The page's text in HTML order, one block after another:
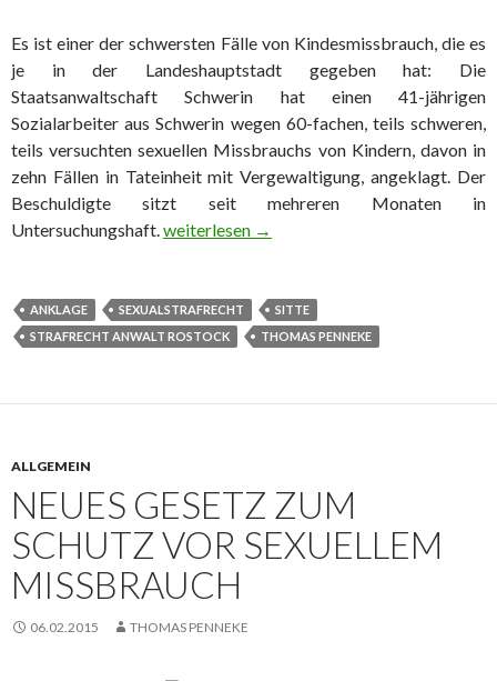
Es ist einer der schwersten Fälle von Kindesmissbrauch, die es
je in der Landeshauptstadt gegeben hat: Die
Staatsanwaltschaft Schwerin hat einen 41-jährigen
Sozialarbeiter aus Schwerin wegen 60-fachen, teils schweren,
teils versuchten sexuellen Missbrauchs von Kindern, davon in
zehn Fällen in Tateinheit mit Vergewaltigung, angeklagt. Der
Beschuldigte sitzt seit mehreren Monaten in
Untersuchungshaft.Sozialarbeiter wegen 60fachen sexuellen
weiterlesen →
ANKLAGE SEXUALSTRAFRECHT
SITTE
STRAFRECHT ANWALT ROSTOCK
THOMAS PENNEKE
ALLGEMEIN
NEUES GESETZ ZUM
SCHUTZ VOR SEXUELLEM
MISSBRAUCH
06.02.2015 THOMAS PENNEKE